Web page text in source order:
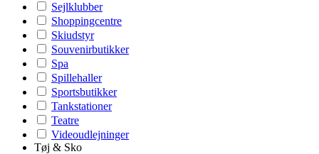
Sejlklubber
Shoppingcentre
Skiudstyr
Souvenirbutikker
Spa
Spillehaller
Sportsbutikker
Tankstationer
Teatre
Videoudlejninger
Tøj & Sko